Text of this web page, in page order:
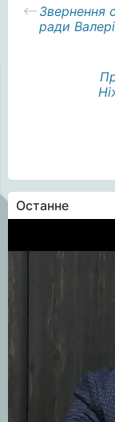
Звернення
ради
Останне